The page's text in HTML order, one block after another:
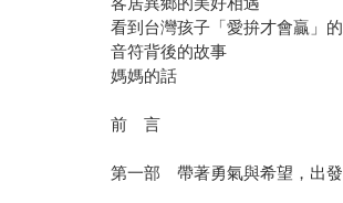
看到台灣孩子「愛拚才會贏」
音符背後的故
媽媽的話
前 言
第一部 帶著勇氣與希望，出發